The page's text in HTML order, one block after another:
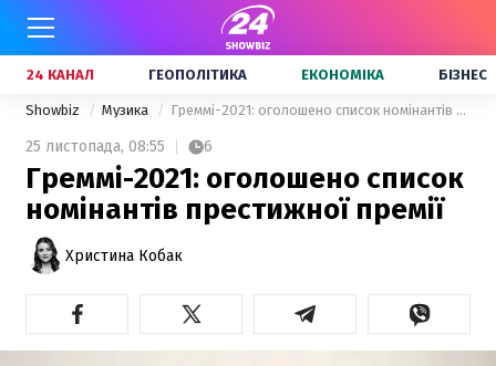
24 КАНАЛ ГЕОПОЛІТИКА ЕКОНОМІКА БІЗНЕС
Showbiz Музика Греммі-2021: оголошено список номінантів престижної премії
25 листопада, 08:55 6
Греммі-2021: оголошено список
номінантів престижної премії
Христина Кобак